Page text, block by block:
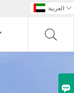
العربية 
